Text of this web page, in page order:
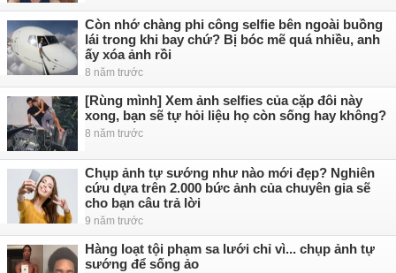
Còn nhớ chàng phi công selfie bên ngoài buồng
lái trong khi bay chứ? Bị bóc mẽ quá nhiều, anh
ấy xóa ảnh rồi
8 năm trước
[Rùng mình] Xem ảnh selfies của cặp đôi này
xong, bạn sẽ tự hỏi liệu họ còn sống hay không?
8 năm trước
Chụp ảnh tự sướng như nào mới đẹp? Nghiên
cứu dựa trên 2.000 bức ảnh của chuyên gia sẽ
cho bạn câu trả lời
9 năm trước
Hàng loạt tội phạm sa lưới chỉ vì... chụp ảnh tự
sướng để sống ảo